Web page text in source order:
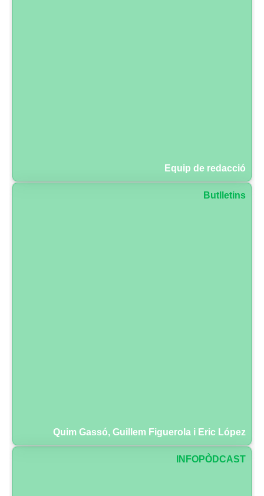
Equip de redacció
Butlletins
Quim Gassó, Guillem Figuerola i Eric López
INFOPÒDCAST